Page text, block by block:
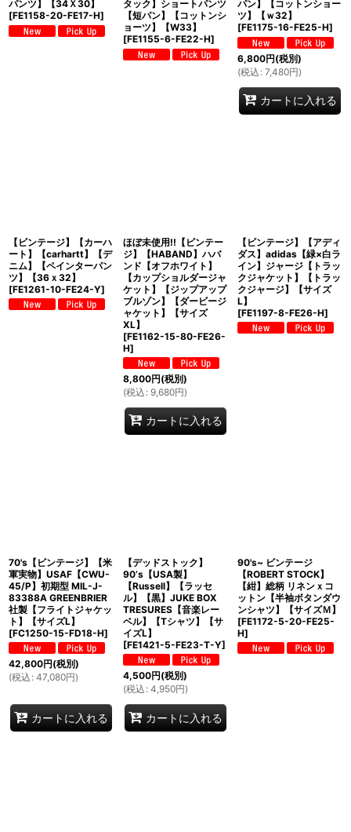
パンツ】【34Ｘ30】
[FE1158-20-FE17-H]
タック】ショートパンツ
【短パン】【コットンシ
ョーツ】【W33】
[FE1155-6-FE22-H]
パン】【コットンショー
ツ】【ｗ32】
[FE1175-16-FE25-H]
6,800円(税別)
(税込 : 7,480円)
カートに入れる
【ビンテージ】【カーハ
ート】【carhartt】【デ
ニム】【ペインターパン
ツ】【36ｘ32】
[FE1261-10-FE24-Y]
ほぼ未使用!!【ビンテー
ジ】【HABAND】ハバ
ンド【オフホワイト】
【カップショルダージャ
ケット】【ジップアップ
ブルゾン】【ダービージ
ャケット】【サイズ
XL】
[FE1162-15-80-FE26-
H]
8,800円(税別)
(税込 : 9,680円)
カートに入れる
【ビンテージ】【アディ
ダス】adidas【緑×白ラ
イン】ジャージ【トラッ
クジャケット】【トラッ
クジャージ】【サイズ
L】
[FE1197-8-FE26-H]
70's【ビンテージ】【米
軍実物】USAF【CWU-
45/P】初期型 MIL-J-
83388A GREENBRIER
社製【フライトジャケッ
ト】【サイズL】
[FC1250-15-FD18-H]
42,800円(税別)
(税込 : 47,080円)
カートに入れる
【デッドストック】
90’s【USA製】
【Russell】【ラッセ
ル】【黒】JUKE BOX
TRESURES【音楽レー
ベル】【Tシャツ】【サ
イズL】
[FE1421-5-FE23-T-Y]
4,500円(税別)
(税込 : 4,950円)
カートに入れる
90's~ ビンテージ
【ROBERT STOCK】
【紺】総柄 リネンｘコ
ットン【半袖ボタンダウ
ンシャツ】【サイズＭ】
[FE1172-5-20-FE25-
H]